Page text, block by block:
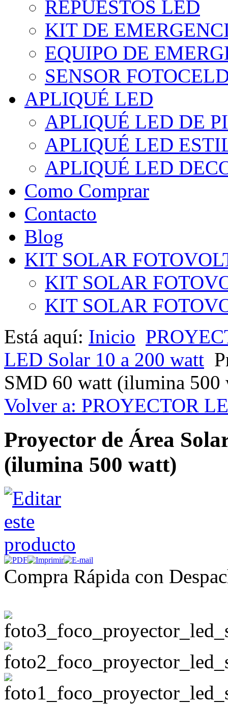
REPUESTOS LED
KIT DE
EQUIPO DE
SENSOR
APLIQUÉ LED
APLIQUÉ LED DE
APLIQUÉ LED
APLIQUÉ LED
Como Comprar
Contacto
Blog
KIT SOLAR
KIT SOLAR
KIT SOLAR
Está aquí: Inicio
LED Solar 10 a 200 watt
SMD 60 watt (ilumina 500
Volver a: PROYECTOR
Proyector de Área
(ilumina 500 watt)
Compra Rápida con